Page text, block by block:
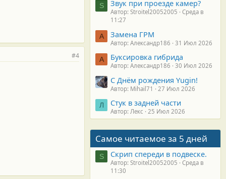
#4
S Звук при проезде камер?
Автор: Stroitel20052005
Среда в
11:27
А Замена ГРМ
Автор: Александр186 31 Июл 2026
А Буксировка гибрида
Автор: Александр186 30 Июл 2026
С Днём рождения Yugin!
Автор: Mihail71 27 Июл 2026
Л Стук в задней части
Автор: Лекс 25 Июл 2026
Самое читаемое за 5 дней
S Скрип спереди в подвеске.
Автор: Stroitel20052005
Среда в
11:30